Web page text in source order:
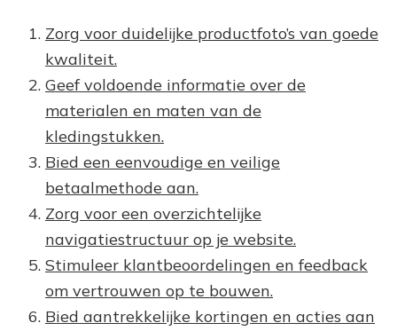
Zorg voor duidelijke productfoto’s van goede
kwaliteit.
Geef voldoende informatie over de
materialen en maten van de
kledingstukken.
Bied een eenvoudige en veilige
betaalmethode aan.
Zorg voor een overzichtelijke
navigatiestructuur op je website.
Stimuleer klantbeoordelingen en feedback
om vertrouwen op te bouwen.
Bied aantrekkelijke kortingen en acties aan